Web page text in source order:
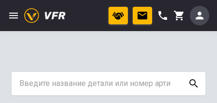
menu phone shopping_cart person
search